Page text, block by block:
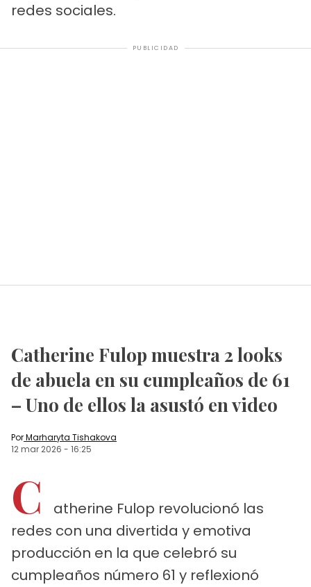
redes sociales.
PUBLICIDAD
Catherine Fulop muestra 2 looks
de abuela en su cumpleaños de 61
– Uno de ellos la asustó en video
PorMarharyta Tishakova
12 mar 2026 - 16:25
C
atherine Fulop revolucionó las
redes con una divertida y emotiva
producción en la que celebró su
cumpleaños número 61 y reflexionó